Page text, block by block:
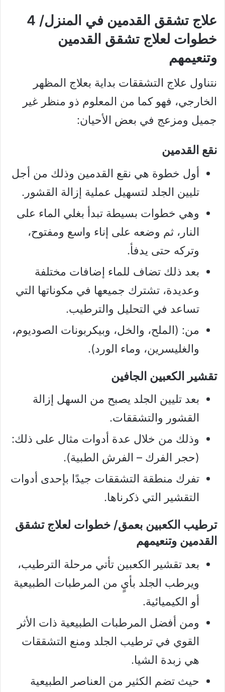
علاج تشقق القدمين في المنزل/ 4
خطوات لعلاج تشقق القدمين
وتنعيمهم
نتناول علاج التشققات بداية بعلاج المظهر
الخارجي، فهو كما من المعلوم ذو منظر غير
جميل ومزعج في بعض الأحيان:
نقع القدمين
أول خطوة هي نقع القدمين وذلك من أجل
تليين الجلد لتسهيل عملية إزالة القشور.
وهي خطوات بسيطة تبدأ بغلي الماء على
النار، ثم وضعه على إناء واسع ومفتوح،
وتركه حتى يدفأ.
بعد ذلك تضاف للماء إضافات مختلفة
وعديدة، تشترك جميعها في مكوناتها التي
تساعد في التحليل والترطيب.
من: (الملح، والخل، وبيكربونات الصوديوم،
والغليسرين، وماء الورد).
تقشير الكعبين الجافين
بعد تليين الجلد يصبح من السهل إزالة
القشور والتشققات.
وذلك من خلال عدة أدوات مثال على ذلك:
(حجر الفرك – الفرش الطبية).
تفرك منطقة التشققات جيدًا بإحدى أدوات
التقشير التي ذكرناها.
ترطيب الكعبين بعمق/ خطوات لعلاج تشقق
القدمين وتنعيمهم
بعد تقشير الكعبين تأتي مرحلة الترطيب،
ويرطب الجلد بأيٍ من المرطبات الطبيعية
أو الكيميائية.
ومن أفضل المرطبات الطبيعية ذات الأثر
القوي في ترطيب الجلد ومنع التشققات
هي زبدة الشيا.
حيث تضم الكثير من العناصر الطبيعية